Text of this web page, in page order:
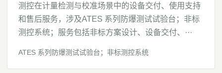
测控在计量检测与校准场景中的设备交付、使用支持
和售后服务，涉及ATES 系列防爆测试试验台；非标
测控系统；服务包括非标方案设计、设备交付、···
ATES 系列防爆测试试验台；非标测控系统